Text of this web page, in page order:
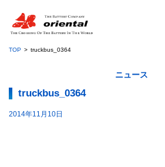
TOP truckbus_0364
ニュース
truckbus_0364
2014年11月10日